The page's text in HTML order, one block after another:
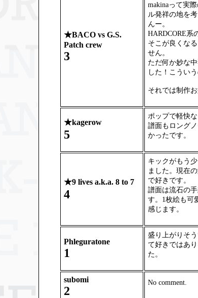
★BACO vs G.S.
Patch crew
3
makinaって実
ル発祥の地を
んー。
HARDCORE系
そこが良くな
せん。
ただ何か妙な
した！こうい
それでは制作
★kagerow
5
ポップで軽快
譜面もロング
かったです。
★9 lives a.k.a. 8 to 7
4
キックがもう
ました。現在
で好きです。
譜面は流石の
す。1枚絵も可
感じます。
Phleguratone
1
盛り上がりそ
て好きではあ
た。
subomi
2
No comment.